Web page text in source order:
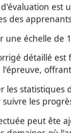
est
des
une échelle
détaillé
les
les
peut ête